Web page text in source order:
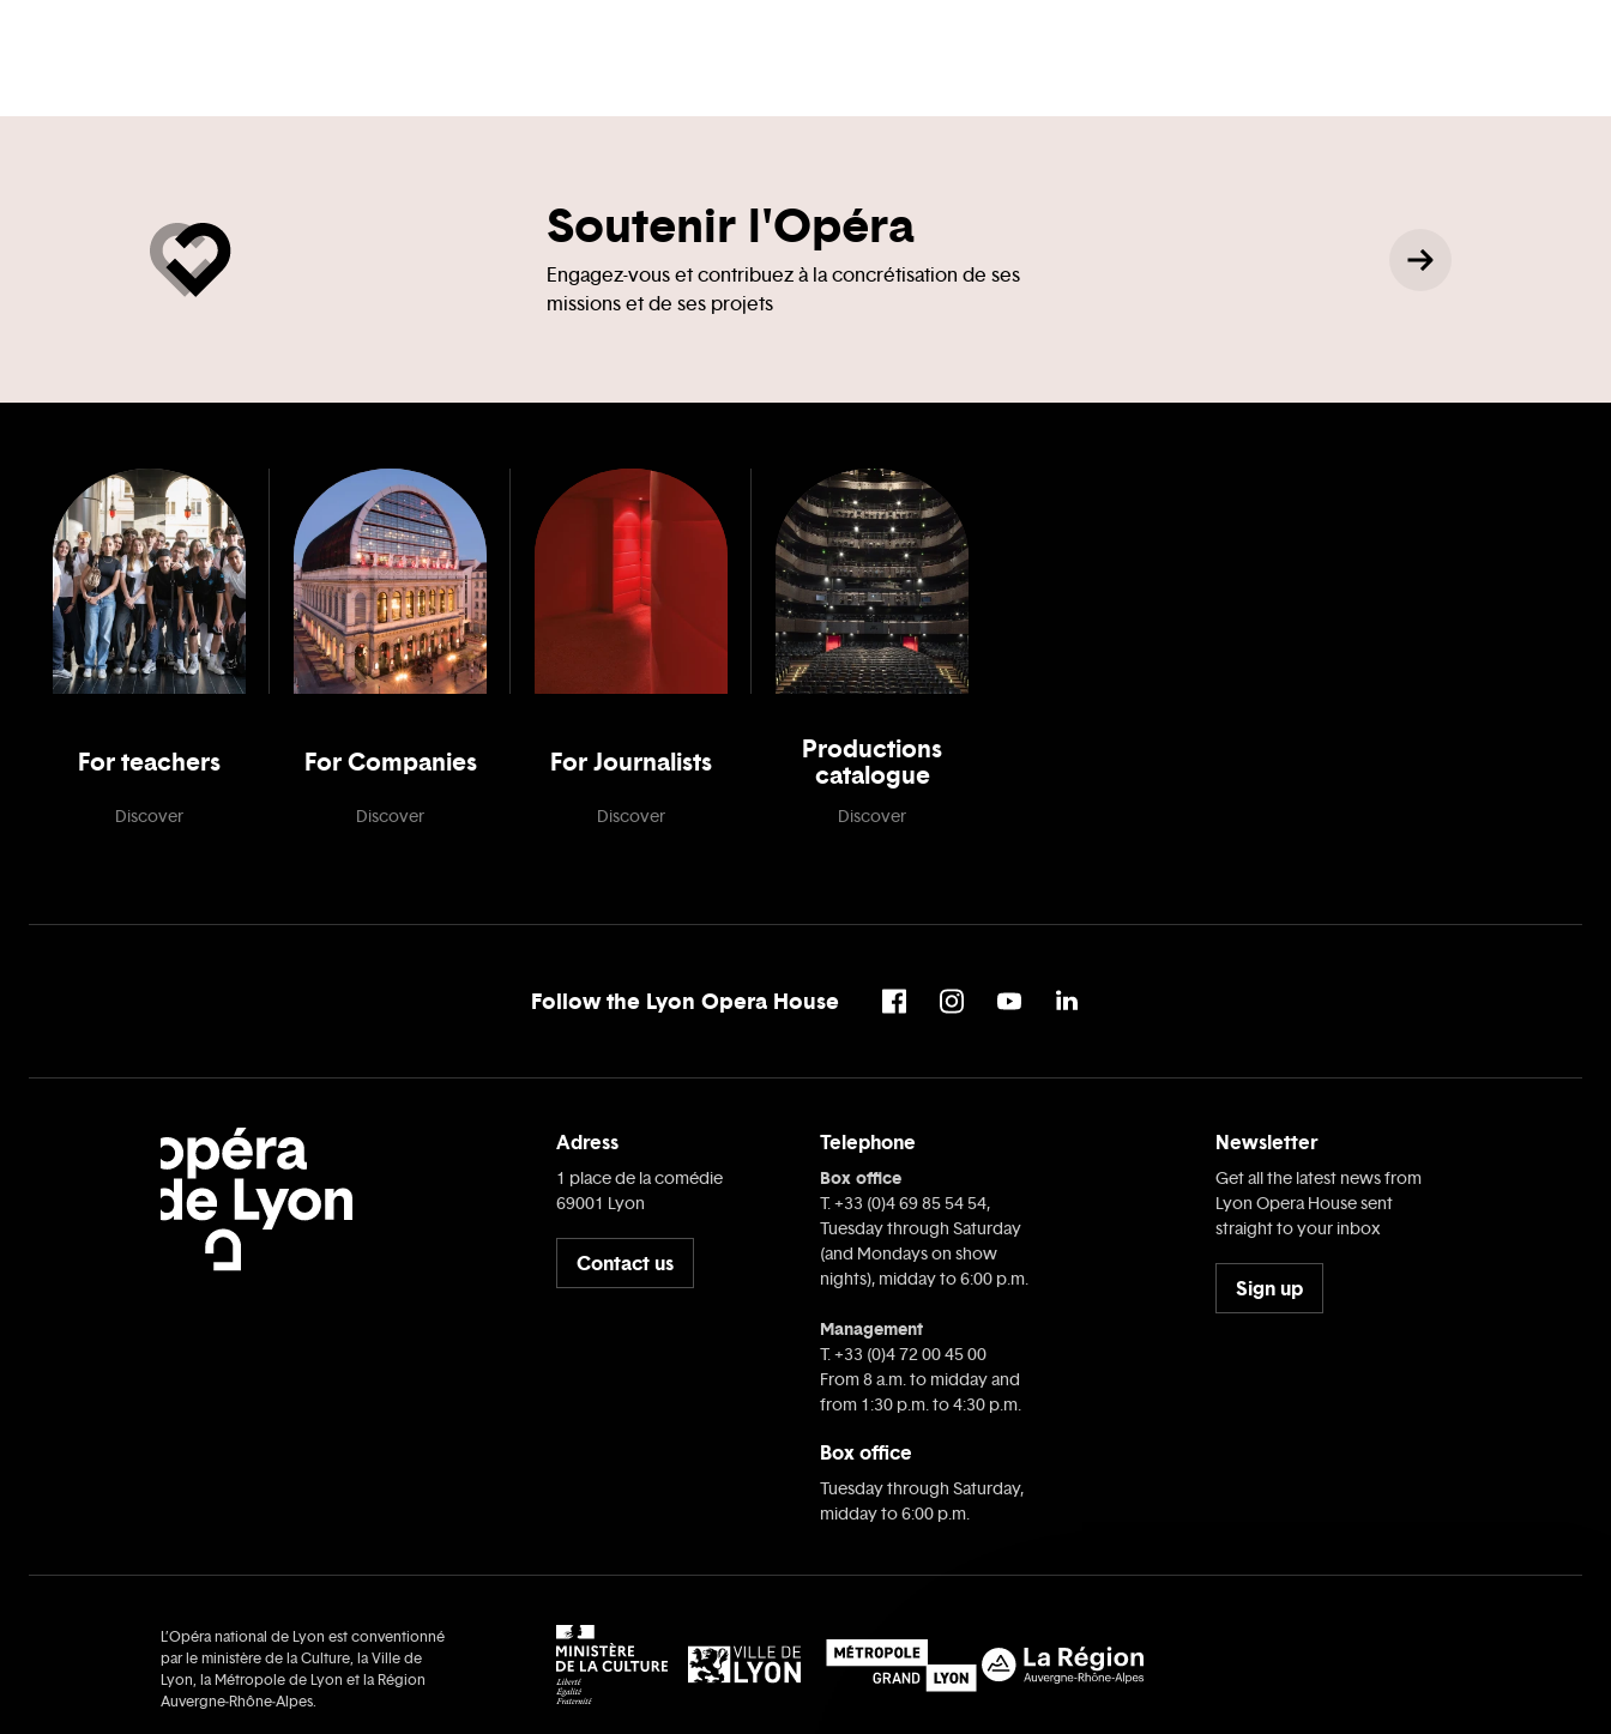
Soutenir l'Opéra
Engagez-vous et contribuez à la concrétisation de ses
missions et de ses projets
For teachers
Discover
For Companies
Discover
For Journalists
Discover
Productions
catalogue
Discover
Follow the Lyon Opera House
Adress
1 place de la comédie
69001 Lyon
Contact us
Telephone
Box office
T. +33 (0)4 69 85 54 54,
Tuesday through Saturday
(and Mondays on show
nights), midday to 6:00 p.m.
Management
T. +33 (0)4 72 00 45 00
From 8 a.m. to midday and
from 1:30 p.m. to 4:30 p.m.
Box office
Tuesday through Saturday,
midday to 6:00 p.m.
Newsletter
Get all the latest news from
Lyon Opera House sent
straight to your inbox
Sign up
L’Opéra national de Lyon est conventionné
par le ministère de la Culture, la Ville de
Lyon, la Métropole de Lyon et la Région
Auvergne‑Rhône‑Alpes.